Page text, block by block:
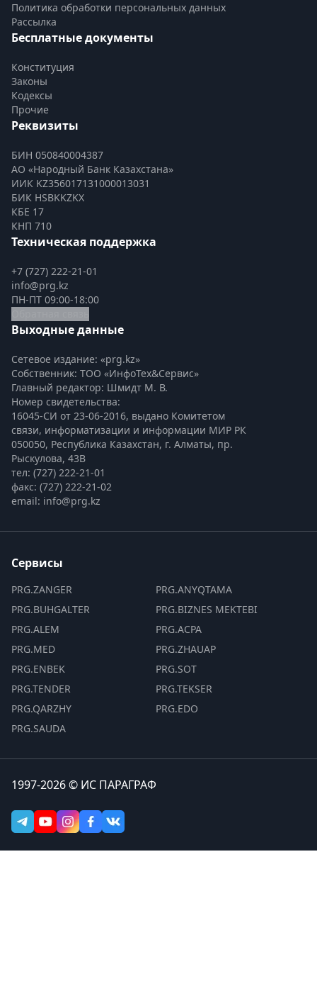
Политика обработки персональных данных
Рассылка
Бесплатные документы
Конституция
Законы
Кодексы
Прочие
Реквизиты
БИН 050840004387
АО «Народный Банк Казахстана»
ИИК KZ356017131000013031
БИК HSBKKZKX
КБЕ 17
КНП 710
Техническая поддержка
+7 (727) 222-21-01
info@prg.kz
ПН-ПТ 09:00-18:00
Выходные данные
Сетевое издание: «prg.kz»
Собственник: ТОО «ИнфоТех&Сервис»
Главный редактор: Шмидт М. В.
Номер свидетельства:
16045-СИ от 23-06-2016, выдано Комитетом
связи, информатизации и информации МИР РК
050050, Республика Казахстан, г. Алматы, пр.
Рыскулова, 43В
тел: (727) 222-21-01
факс: (727) 222-21-02
email: info@prg.kz
Сервисы
PRG.ZANGER
PRG.BUHGALTER
PRG.ALEM
PRG.MED
PRG.ENBEK
PRG.TENDER
PRG.QARZHY
PRG.SAUDA
PRG.ANYQTAMA
PRG.BIZNES MEKTEBI
PRG.ACPA
PRG.ZHAUAP
PRG.SOT
PRG.TEKSER
PRG.EDO
1997-2026 © ИС ПАРАГРАФ